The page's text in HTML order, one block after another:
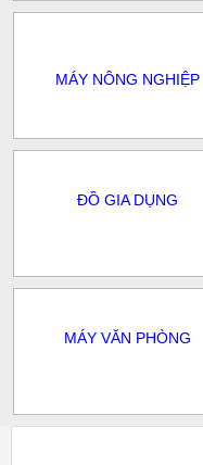
MÁY NÔNG NGHIỆP
ĐỒ GIA DỤNG
MÁY VĂN PHÒNG